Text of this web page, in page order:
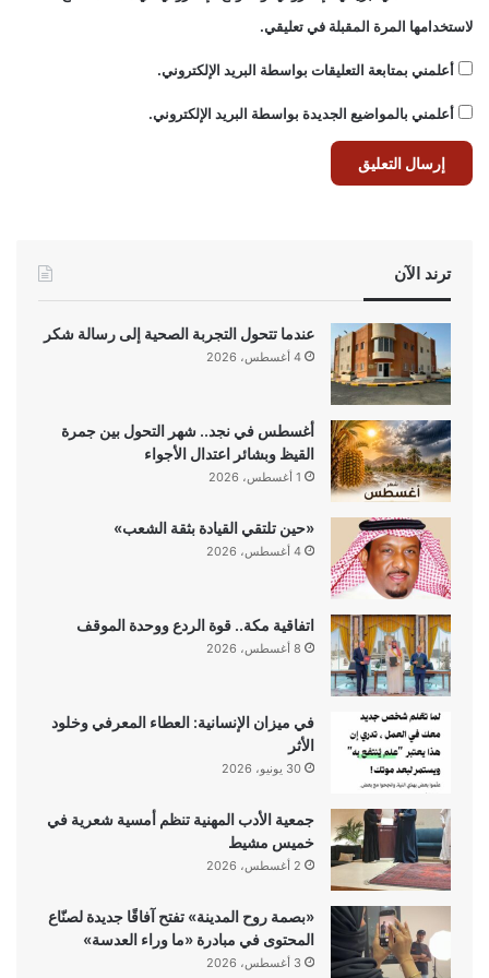
لاستخدامها المرة المقبلة في تعليقي.
أعلمني بمتابعة التعليقات بواسطة البريد الإلكتروني.
أعلمني بالمواضيع الجديدة بواسطة البريد الإلكتروني.
ترند الآن
عندما تتحول التجربة الصحية إلى رسالة شكر
4 أغسطس، 2026
أغسطس في نجد.. شهر التحول بين جمرة
القيظ وبشائر اعتدال الأجواء
1 أغسطس، 2026
«حين تلتقي القيادة بثقة الشعب»
4 أغسطس، 2026
اتفاقية مكة.. قوة الردع ووحدة الموقف
8 أغسطس، 2026
في ميزان الإنسانية: العطاء المعرفي وخلود
الأثر
30 يونيو، 2026
جمعية الأدب المهنية تنظم أمسية شعرية في
خميس مشيط
2 أغسطس، 2026
«بصمة روح المدينة» تفتح آفاقًا جديدة لصنّاع
المحتوى في مبادرة «ما وراء العدسة»
3 أغسطس، 2026